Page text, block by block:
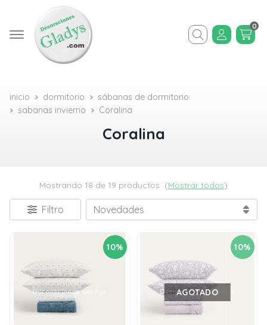
Buscar
0
inicio dormitorio
sábanas de dormitorio
sabanas invierno
Coralina
Coralina
Mostrando 18 de 19 productos (Mostrar todos)
Filtro
10% 10%
AGOTADO